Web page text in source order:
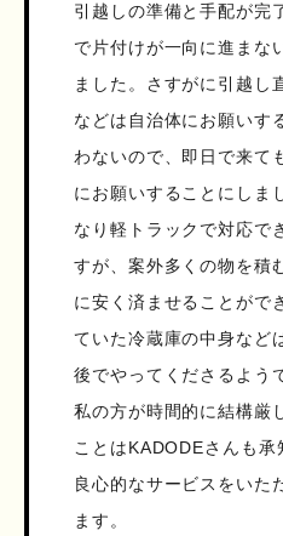
引越しの準備と手配が完
で片付けが一向に進まな
ました。さすがに引越し
などは自治体にお願いす
わないので、即日で来て
にお願いすることにしま
なり軽トラックで対応で
すが、案外多くの物を積
に安く済ませることがで
ていた冷蔵庫の中身など
後でやってくださるよう
私の方が時間的に結構厳
ことはKADODEさんも承
良心的なサービスをいた
ます。